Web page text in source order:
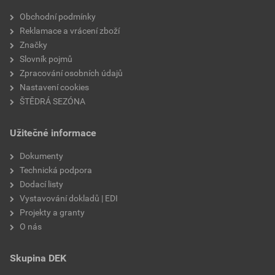
Velikost
faktor difuzního odporu
materiálová báze
Obchodní podmínky
Reklamace a vrácení zboží
Značky
Slovník pojmů
Zpracování osobních údajů
Nastavení cookies
ŠTĚDRÁ SEZÓNA
Užitečné informace
Dokumenty
Technická podpora
Dodací listy
Vystavování dokladů | EDI
Projekty a granty
O nás
Skupina DEK